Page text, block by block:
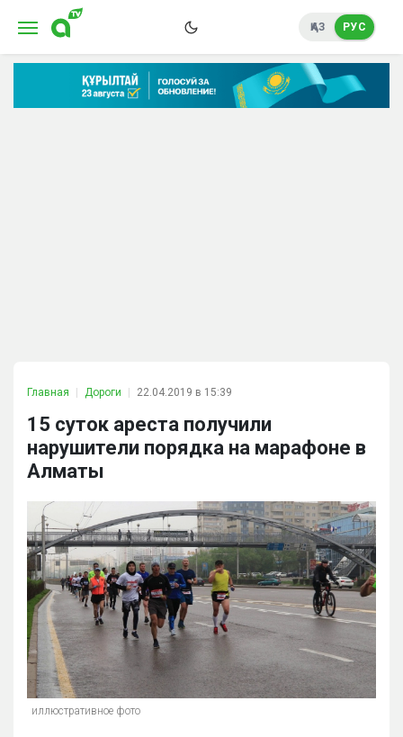
ҚАЗ РУС
Главная Дороги 22.04.2019 в 15:39
15 суток ареста получили
нарушители порядка на марафоне в
Алматы
иллюстративное фото